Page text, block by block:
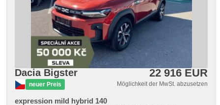
Dacia Bigster
neuer Preis
22 916 EUR
Möglichkeit der MwSt. abzusetzen
expression mild hybrid 140